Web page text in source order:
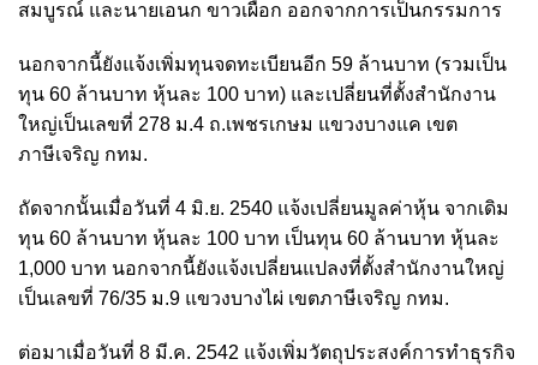
สมบูรณ์ และนายเอนก ขาวเผือก ออกจากการเป็นกรรมการ
นอกจากนี้ยังแจ้งเพิ่มทุนจดทะเบียนอีก 59 ล้านบาท (รวมเป็น
ทุน 60 ล้านบาท หุ้นละ 100 บาท) และเปลี่ยนที่ตั้งสำนักงาน
ใหญ่เป็นเลขที่ 278 ม.4 ถ.เพชรเกษม แขวงบางแค เขต
ภาษีเจริญ กทม.
ถัดจากนั้นเมื่อวันที่ 4 มิ.ย. 2540 แจ้งเปลี่ยนมูลค่าหุ้น จากเดิม
ทุน 60 ล้านบาท หุ้นละ 100 บาท เป็นทุน 60 ล้านบาท หุ้นละ
1,000 บาท นอกจากนี้ยังแจ้งเปลี่ยนแปลงที่ตั้งสำนักงานใหญ่
เป็นเลขที่ 76/35 ม.9 แขวงบางไผ่ เขตภาษีเจริญ กทม.
ต่อมาเมื่อวันที่ 8 มี.ค. 2542 แจ้งเพิ่มวัตถุประสงค์การทำธุรกิจ